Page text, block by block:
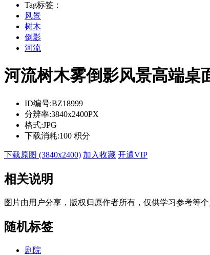
Tag标签：
风景
树木
倒影
河流
河流树木雾倒影风景高端桌
ID编号:BZ18999
分辨率:3840x2400PX
格式:JPG
下载消耗:100 积分
下载原图 (3840x2400) 加入收藏 开通VIP
相关说明
图片由用户分享，版权归原作者所有，仅供学习参考等
随机标签
剧院